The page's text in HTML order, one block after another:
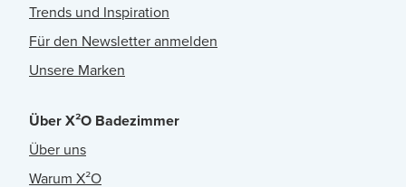
Trends und Inspiration
Für den Newsletter anmelden
Unsere Marken
Über X²O Badezimmer
Über uns
Warum X²O